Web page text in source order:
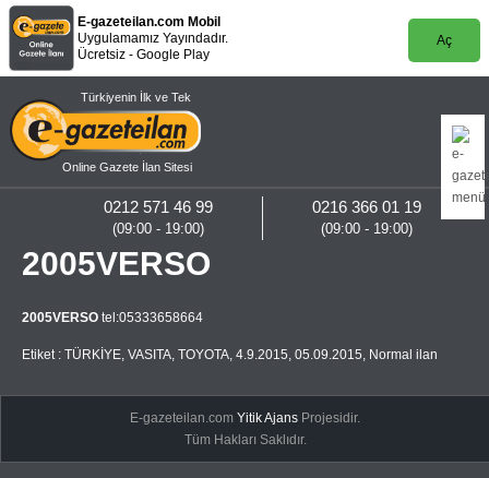
E-gazeteilan.com Mobil
Uygulamamız Yayındadır.
Ücretsiz - Google Play
Aç
Türkiyenin İlk ve Tek
Online Gazete İlan Sitesi
0216 366 01 19
(09:00 - 19:00)
0212 571 46 99
(09:00 - 19:00)
2005VERSO
2005VERSO tel:05333658664
Etiket : TÜRKİYE, VASITA, TOYOTA, 4.9.2015, 05.09.2015, Normal ilan
E-gazeteilan.comYitik Ajans Projesidir.
Tüm Hakları Saklıdır.